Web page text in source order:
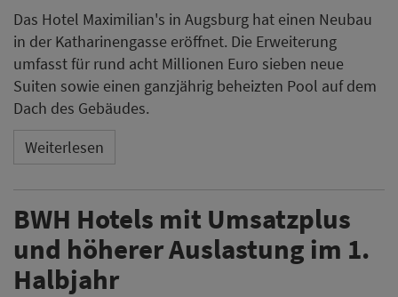
Das Hotel Maximilian's in Augsburg hat einen Neubau
in der Katharinengasse eröffnet. Die Erweiterung
umfasst für rund acht Millionen Euro sieben neue
Suiten sowie einen ganzjährig beheizten Pool auf dem
Dach des Gebäudes.
Weiterlesen
BWH Hotels mit Umsatzplus
und höherer Auslastung im 1.
Halbjahr